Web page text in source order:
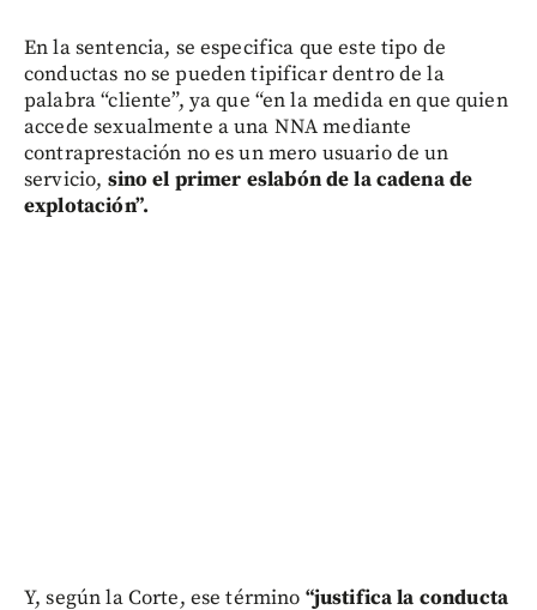
En la sentencia, se especifica que este tipo de
conductas no se pueden tipificar dentro de la
palabra “cliente”, ya que “en la medida en que quien
accede sexualmente a una NNA mediante
contraprestación no es un mero usuario de un
servicio, sino el primer eslabón de la cadena de
explotación”.
Y, según la Corte, ese término “justifica la conducta